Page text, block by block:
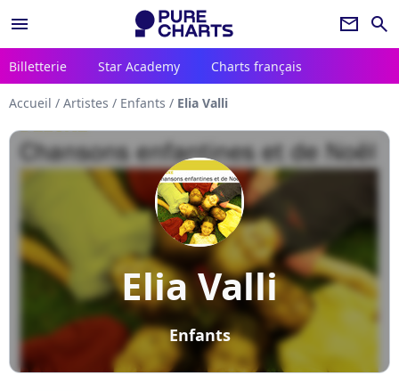
menu newsletter search
Billetterie Star Academy Charts français
Accueil / Artistes / Enfants / Elia Valli
Elia Valli
Enfants